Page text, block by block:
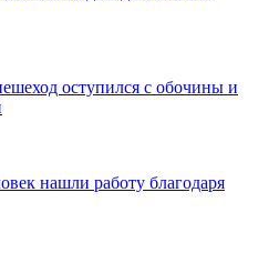
оступился с обочины и
нашли работу благодаря